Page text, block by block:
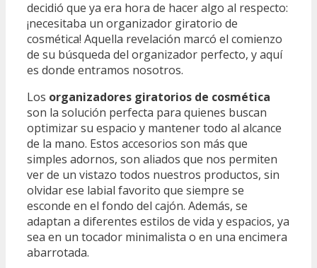
decidió que ya era hora de hacer algo al respecto:
¡necesitaba un organizador giratorio de
cosmética! Aquella revelación marcó el comienzo
de su búsqueda del organizador perfecto, y aquí
es donde entramos nosotros.
Los organizadores giratorios de cosmética
son la solución perfecta para quienes buscan
optimizar su espacio y mantener todo al alcance
de la mano. Estos accesorios son más que
simples adornos, son aliados que nos permiten
ver de un vistazo todos nuestros productos, sin
olvidar ese labial favorito que siempre se
esconde en el fondo del cajón. Además, se
adaptan a diferentes estilos de vida y espacios, ya
sea en un tocador minimalista o en una encimera
abarrotada.